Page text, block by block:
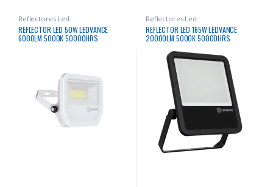
Reflectores Led
REFLECTOR LED 50W LEDVANCE
6000LM 5000K 50000HRS
Reflectores Led
REFLECTOR LED 165W LEDVANCE
20000LM 5000K 50000HRS